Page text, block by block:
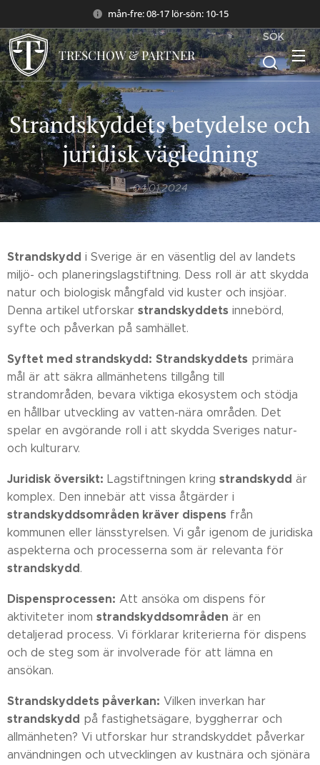
mån-fre: 08-17 lör-sön: 10-15
TRESCHOW & PARTNER
SÖK
Strandskyddets betydelse och
juridisk vägledning
04.01.2024
Strandskydd i Sverige är en väsentlig del av landets
miljö- och planeringslagstiftning. Dess roll är att skydda
natur och biologisk mångfald vid kuster och insjöar.
Denna artikel utforskar strandskyddets innebörd,
syfte och påverkan på samhället.
Syftet med strandskydd: Strandskyddets primära
mål är att säkra allmänhetens tillgång till
strandområden, bevara viktiga ekosystem och stödja
en hållbar utveckling av vatten-nära områden. Det
spelar en avgörande roll i att skydda Sveriges natur-
och kulturarv.
Juridisk översikt: Lagstiftningen kring strandskydd är
komplex. Den innebär att vissa åtgärder i
strandskyddsområden kräver dispens från
kommunen eller länsstyrelsen. Vi går igenom de juridiska
aspekterna och processerna som är relevanta för
strandskydd.
Dispensprocessen: Att ansöka om dispens för
aktiviteter inom strandskyddsområden är en
detaljerad process. Vi förklarar kriterierna för dispens
och de steg som är involverade för att lämna en
ansökan.
Strandskyddets påverkan: Vilken inverkan har
strandskydd på fastighetsägare, byggherrar och
allmänheten? Vi utforskar hur strandskyddet påverkar
användningen och utvecklingen av kustnära och sjönära